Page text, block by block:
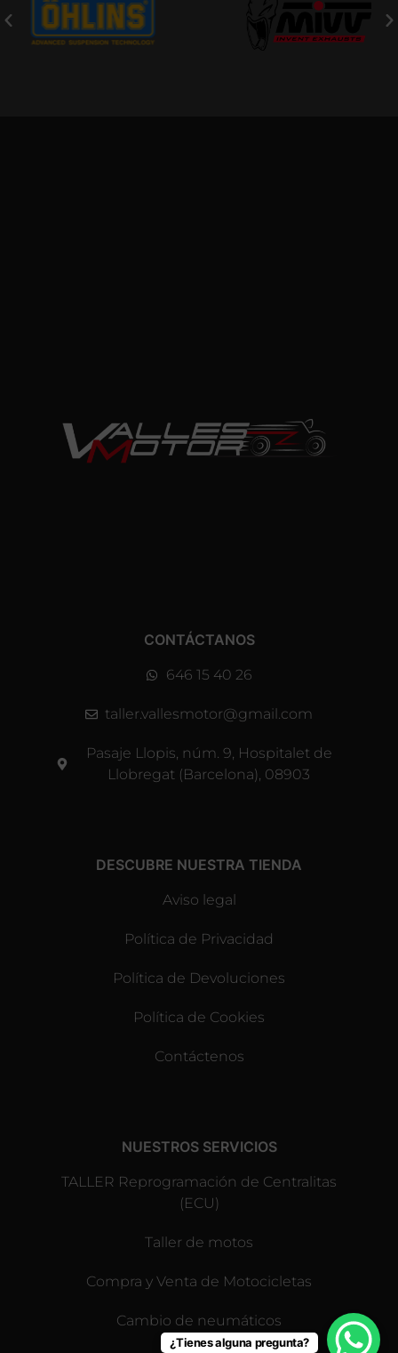
CONTÁCTANOS
646 15 40 26
taller.vallesmotor@gmail.com
Pasaje Llopis, núm. 9, Hospitalet de
Llobregat (Barcelona), 08903
DESCUBRE NUESTRA TIENDA
Aviso legal
Política de Privacidad
Política de Devoluciones
Política de Cookies
Contáctenos
NUESTROS SERVICIOS
TALLER Reprogramación de Centralitas
(ECU)
Taller de motos
Compra y Venta de Motocicletas
Cambio de neumáticos
¿Tienes alguna pregunta?